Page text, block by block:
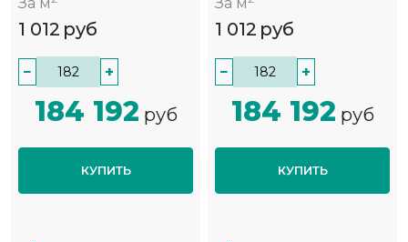
1 012 руб
− +
184 192 руб
КУПИТЬ
1 012 руб
− +
184 192 руб
КУПИТЬ